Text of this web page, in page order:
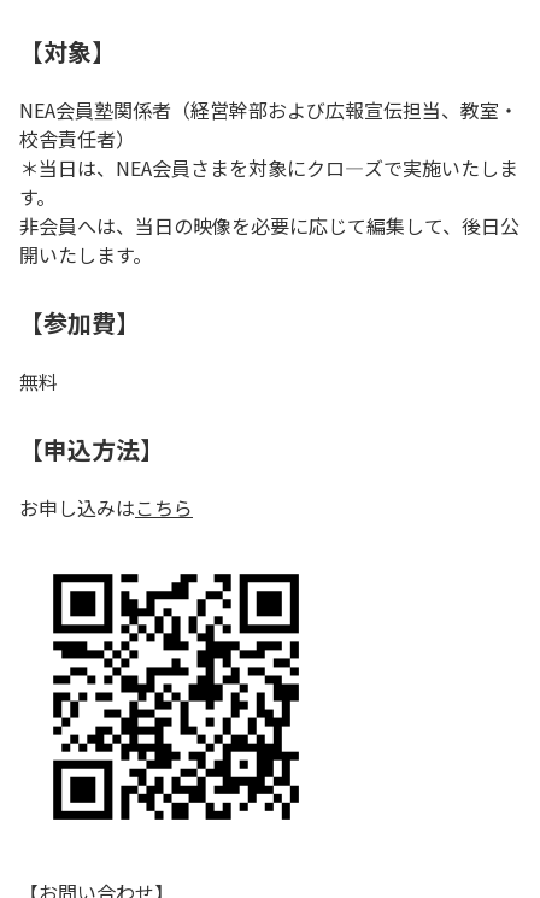
【対象】
NEA会員塾関係者（経営幹部および広報宣伝担当、教室・
校舎責任者）
＊当日は、NEA会員さまを対象にクロ―ズで実施いたしま
す。
非会員へは、当日の映像を必要に応じて編集して、後日公
開いたします。
【参加費】
無料
【申込方法】
お申し込みはこちら